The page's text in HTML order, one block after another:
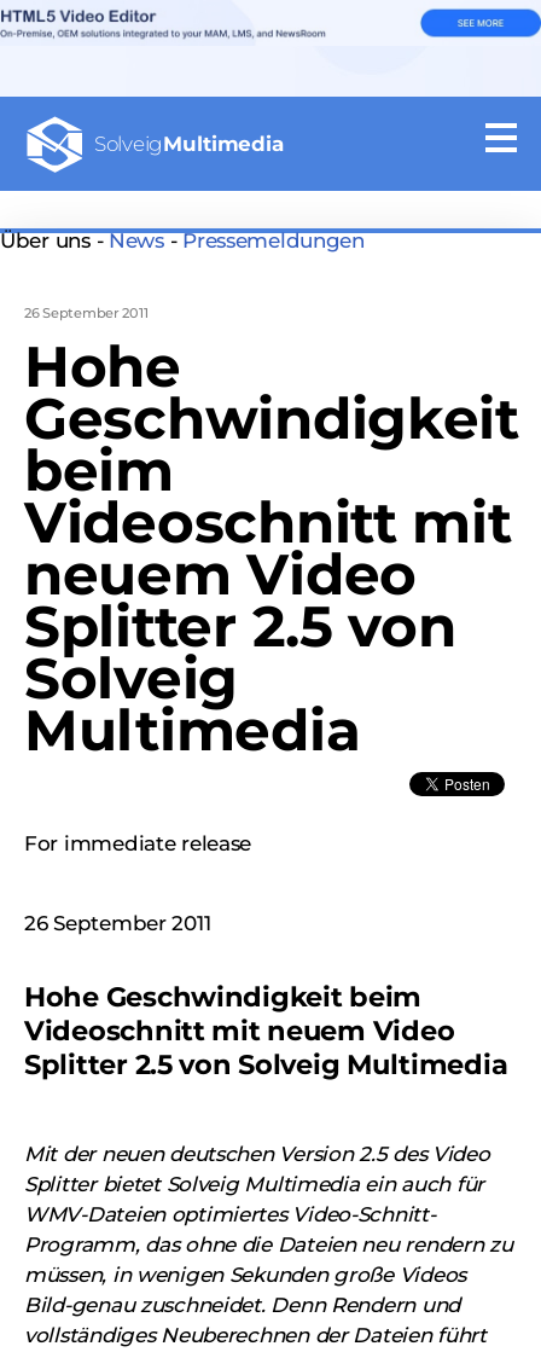
SolveigMultimedia
Über uns -News-Pressemeldungen
26 September 2011
Hohe
Geschwindigkeit
beim
Videoschnitt mit
neuem Video
Splitter 2.5 von
Solveig
Multimedia
For immediate release
26 September 2011
Hohe Geschwindigkeit beim
Videoschnitt mit neuem Video
Splitter 2.5 von Solveig Multimedia
Mit der neuen deutschen Version 2.5 des Video
Splitter bietet Solveig Multimedia ein auch für
WMV-Dateien optimiertes Video-Schnitt-
Programm, das ohne die Dateien neu rendern zu
müssen, in wenigen Sekunden große Videos
Bild-genau zuschneidet. Denn Rendern und
vollständiges Neuberechnen der Dateien führt